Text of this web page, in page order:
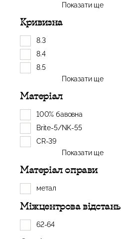
Показати ще
Кривизна
8.3
8.4
8.5
Показати ще
Матеріал
100% бавовна
Brite-5/NK-55
CR-39
Показати ще
Матеріал оправи
метал
Міжцентрова відстань
62-64